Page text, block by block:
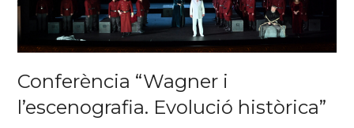
Conferència “Wagner i
l’escenografia. Evolució històrica”